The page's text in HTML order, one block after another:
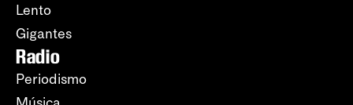
Lento
Gigantes
Radio
Periodismo